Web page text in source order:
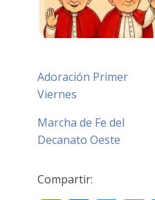
Adoración Primer
Viernes
Marcha de Fe del
Decanato Oeste
Compartir: